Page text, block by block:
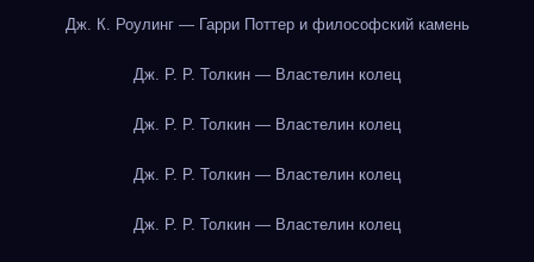
Дж. К. Роулинг — Гарри Поттер и философский камень
Дж. Р. Р. Толкин — Властелин колец
Дж. Р. Р. Толкин — Властелин колец
Дж. Р. Р. Толкин — Властелин колец
Дж. Р. Р. Толкин — Властелин колец